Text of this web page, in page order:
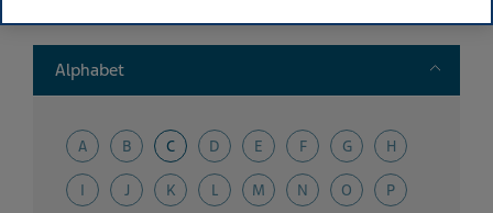
Filtres clairs
Alphabet Toggle
A B C D E F G H
I J K L M N O P